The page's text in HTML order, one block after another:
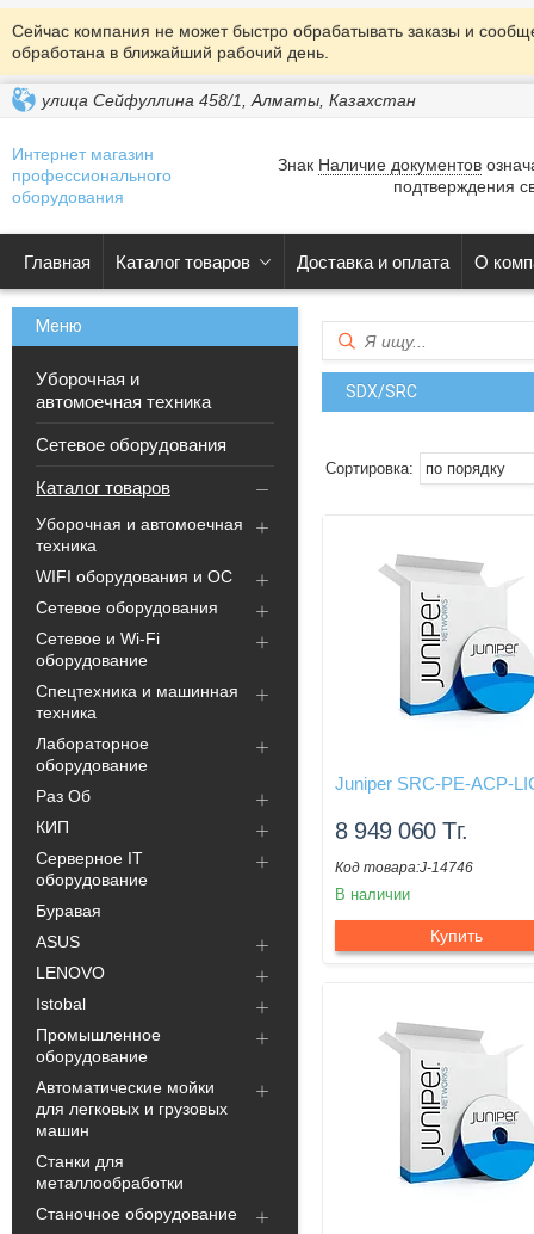
Сейчас компания не может быстро обрабатывать заказы и
обработана в ближайший рабочий день.
улица Сейфуллина 458/1, Алматы, Казахстан
Интернет магазин
профессионального
оборудования
Знак Наличие документов
подтверждения
Главная Каталог товаров Доставка и оплата О
Уборочная и
автомоечная техника
Сетевое оборудования
Каталог товаров
Уборочная и автомоечная
техника
WIFI оборудования и ОС
Сетевое оборудования
Сетевое и Wi-Fi
оборудование
Спецтехника и машинная
техника
Лабораторное
оборудование
Раз Об
КИП
Серверное IT
оборудование
Буравая
ASUS
LENOVO
Istobal
Промышленное
оборудование
Автоматические мойки
для легковых и грузовых
машин
Станки для
металлообработки
Станочное оборудование
SDX/SRC
Juniper SRC-PE-ACP-
8 949 060Тг.
J-14746
В наличии
Купить